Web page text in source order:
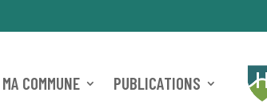
MA COMMUNE PUBLICATIONS